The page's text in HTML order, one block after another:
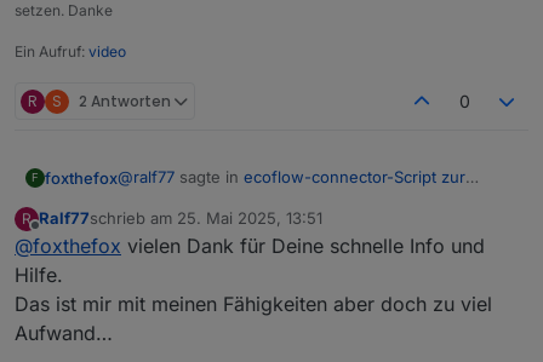
setzen. Danke
Ein Aufruf: video
R S 2 Antworten 0
F foxthefox@ralf77 sagte in ecoflow-connector-Script zur
@foxthefoxwie verwende ich den Adapter?
gesteuert (Delta Pro klappt problemlos)….
mehrere Möglichkeiten, zum einen ein eigener
R
Offline
Ralf77schrieb am 25. Mai 2025, 13:51
zuletzt editiert von
@foxthefox vielen Dank für Deine schnelle Info und
Hilfe.
Das ist mir mit meinen Fähigkeiten aber doch zu viel
Aufwand…